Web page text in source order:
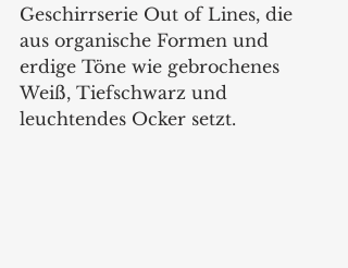
Geschirrserie Out of Lines, die
aus organische Formen und
erdige Töne wie gebrochenes
Weiß, Tiefschwarz und
leuchtendes Ocker setzt.